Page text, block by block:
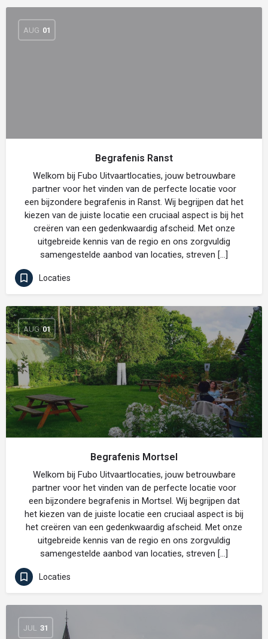
AUG 01
Begrafenis Ranst
Welkom bij Fubo Uitvaartlocaties, jouw betrouwbare
partner voor het vinden van de perfecte locatie voor
een bijzondere begrafenis in Ranst. Wij begrijpen dat het
kiezen van de juiste locatie een cruciaal aspect is bij het
creëren van een gedenkwaardig afscheid. Met onze
uitgebreide kennis van de regio en ons zorgvuldig
samengestelde aanbod van locaties, streven […]
Locaties
AUG 01
Begrafenis Mortsel
Welkom bij Fubo Uitvaartlocaties, jouw betrouwbare
partner voor het vinden van de perfecte locatie voor
een bijzondere begrafenis in Mortsel. Wij begrijpen dat
het kiezen van de juiste locatie een cruciaal aspect is bij
het creëren van een gedenkwaardig afscheid. Met onze
uitgebreide kennis van de regio en ons zorgvuldig
samengestelde aanbod van locaties, streven […]
Locaties
JUL 31